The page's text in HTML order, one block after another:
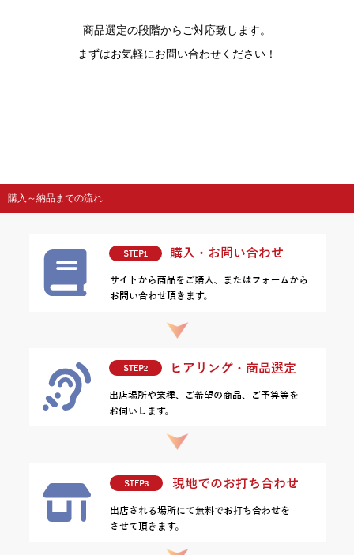
商品選定の段階からご対応致します。
まずはお気軽にお問い合わせください！
購入～納品までの流れ